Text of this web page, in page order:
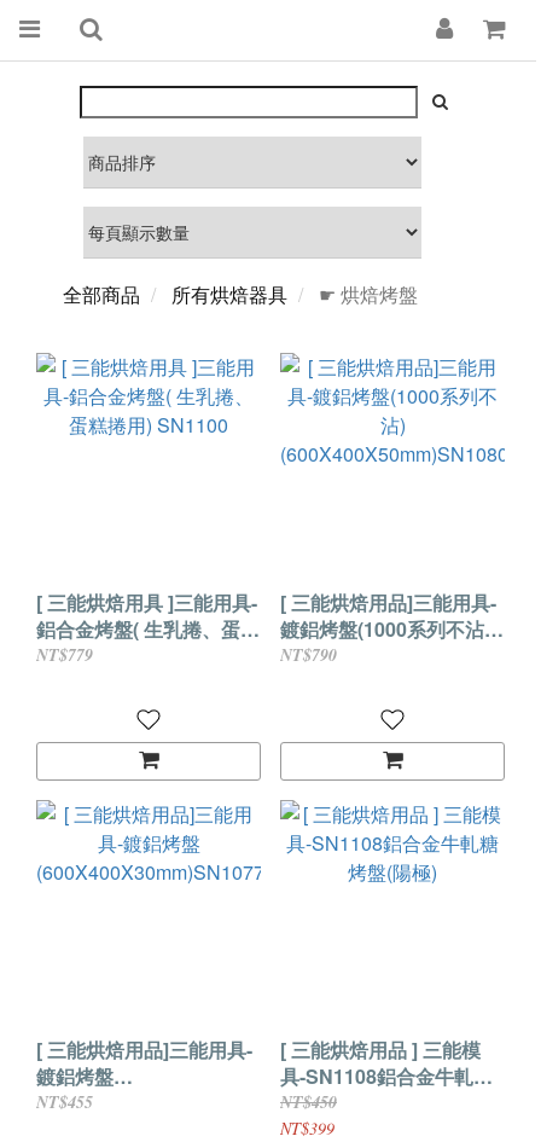
全部商品 所有烘焙器具 ☛ 烘焙烤盤
[ 三能烘焙用具 ]三能用具-
鋁合金烤盤( 生乳捲、蛋糕
捲用) SN1100
NT$779
[ 三能烘焙用品]三能用具-
鍍鋁烤盤(1000系列不沾)
(600X400X50mm)SN108
NT$790
[ 三能烘焙用品]三能用具-
鍍鋁烤盤
(600X400X30mm)SN107
NT$455
[ 三能烘焙用品 ] 三能模
具-SN1108鋁合金牛軋糖
烤盤(陽極)
NT$450
NT$399